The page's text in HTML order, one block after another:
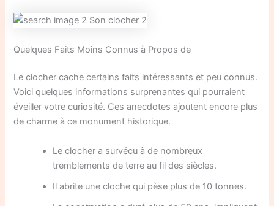
Quelques Faits Moins Connus à Propos de
Le clocher cache certains faits intéressants et peu connus.
Voici quelques informations surprenantes qui pourraient
éveiller votre curiosité. Ces anecdotes ajoutent encore plus
de charme à ce monument historique.
Le clocher a survécu à de nombreux
tremblements de terre au fil des siècles.
Il abrite une cloche qui pèse plus de 10 tonnes.